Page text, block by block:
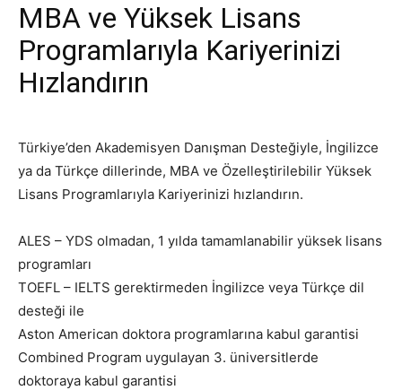
MBA ve Yüksek Lisans
Programlarıyla Kariyerinizi
Hızlandırın
Türkiye’den Akademisyen Danışman Desteğiyle, İngilizce
ya da Türkçe dillerinde, MBA ve Özelleştirilebilir Yüksek
Lisans Programlarıyla Kariyerinizi hızlandırın.
ALES – YDS olmadan, 1 yılda tamamlanabilir yüksek lisans
programları
TOEFL – IELTS gerektirmeden İngilizce veya Türkçe dil
desteği ile
Aston American doktora programlarına kabul garantisi
Combined Program uygulayan 3. üniversitlerde
doktoraya kabul garantisi